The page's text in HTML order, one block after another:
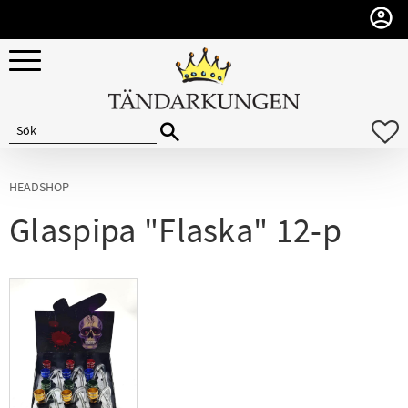
Meny
HEADSHOP
Glaspipa "Flaska" 12-p